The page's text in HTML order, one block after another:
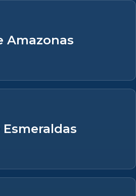
Amazonas
Esmeraldas